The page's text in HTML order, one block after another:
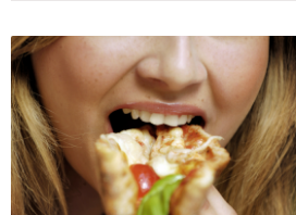
metody nazywanej fitoterapią. Z
ziół wytwarza […]